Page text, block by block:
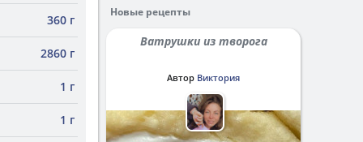
360 г
2860 г
1 г
1 г
Новые рецепты
Ватрушки из творога
Автор Виктория